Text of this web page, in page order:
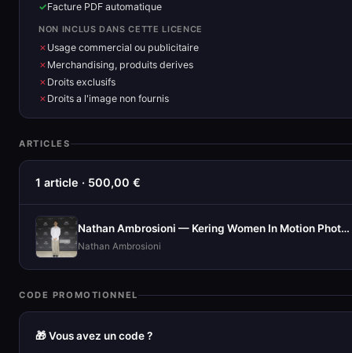
Facture PDF automatique
NON INCLUS DANS CETTE LICENCE
Usage commercial ou publicitaire
Merchandising, produits derives
Droits exclusifs
Droits a l'image non fournis
ARTICLES
1 article · 500,00 €
Nathan Ambrosioni — Kering Women In Motion Photocall
Nathan Ambrosioni
CODE PROMOTIONNEL
🎁 Vous avez un code ?